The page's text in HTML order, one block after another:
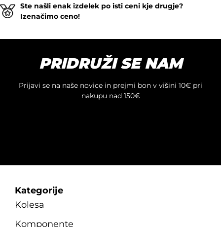
Ste našli enak izdelek po isti ceni kje drugje?
Izenačimo ceno!
PRIDRUŽI SE NAM
Prijavi se na naše novice in prejmi bon v višini 10€ pri
nakupu nad 150€
Kategorije
Kolesa
Komponente